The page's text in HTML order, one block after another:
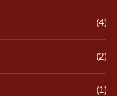
(4)
(2)
(1)